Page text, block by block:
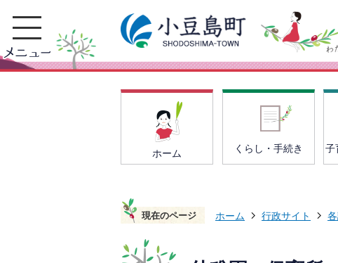
ホーム くらし・手続き 子
現在のページ ホーム 行政サイト